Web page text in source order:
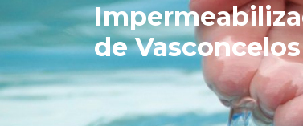
de Vasconcelos